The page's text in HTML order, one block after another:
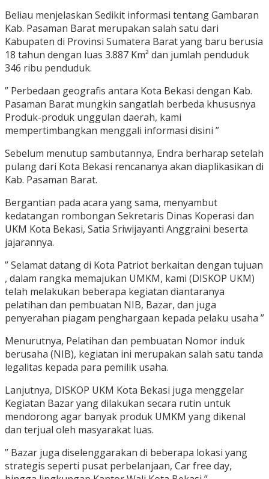
Beliau menjelaskan Sedikit informasi tentang Gambaran
Kab. Pasaman Barat merupakan salah satu dari
Kabupaten di Provinsi Sumatera Barat yang baru berusia
18 tahun dengan luas 3.887 Km² dan jumlah penduduk
346 ribu penduduk.
” Perbedaan geografis antara Kota Bekasi dengan Kab.
Pasaman Barat mungkin sangatlah berbeda khususnya
Produk-produk unggulan daerah, kami
mempertimbangkan menggali informasi disini ”
Sebelum menutup sambutannya, Endra berharap setelah
pulang dari Kota Bekasi rencananya akan diaplikasikan di
Kab. Pasaman Barat.
Bergantian pada acara yang sama, menyambut
kedatangan rombongan Sekretaris Dinas Koperasi dan
UKM Kota Bekasi, Satia Sriwijayanti Anggraini beserta
jajarannya.
” Selamat datang di Kota Patriot berkaitan dengan tujuan
, dalam rangka memajukan UMKM, kami (DISKOP UKM)
telah melakukan beberapa kegiatan diantaranya
pelatihan dan pembuatan NIB, Bazar, dan juga
penyerahan piagam penghargaan kepada pelaku usaha ”
Menurutnya, Pelatihan dan pembuatan Nomor induk
berusaha (NIB), kegiatan ini merupakan salah satu tanda
legalitas kepada para pemilik usaha.
Lanjutnya, DISKOP UKM Kota Bekasi juga menggelar
Kegiatan Bazar yang dilakukan secara rutin untuk
mendorong agar banyak produk UMKM yang dikenal
dan terjual oleh masyarakat luas.
” Bazar juga diselenggarakan di beberapa lokasi yang
strategis seperti pusat perbelanjaan, Car free day,